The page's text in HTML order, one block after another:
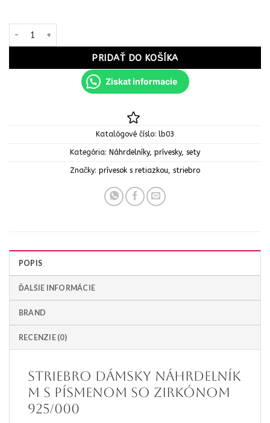
množstvo STRIEBRO Dámsky Náhrdelník M s písmenom so
PRIDAŤ DO KOŠÍKA
Ziskat informacie
Katalógové číslo: lb03
Kategória: Náhrdelníky, prívesky, sety
Značky: prívesok s retiazkou striebro
POPIS
ĎALŠIE INFORMÁCIE
BRAND
RECENZIE (0)
STRIEBRO Dámsky Náhrdelník
M s písmenom so zirkónom
925/000